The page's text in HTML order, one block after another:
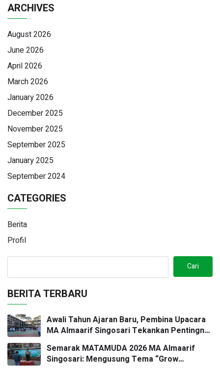
ARCHIVES
August 2026
June 2026
April 2026
March 2026
January 2026
December 2025
November 2025
September 2025
January 2025
September 2024
CATEGORIES
Berita
Profil
Cari
BERITA TERBARU
Awali Tahun Ajaran Baru, Pembina Upacara
MA Almaarif Singosari Tekankan Pentingnya
Semarak MATAMUDA 2026 MA Almaarif
Singosari: Mengusung Tema “Grow